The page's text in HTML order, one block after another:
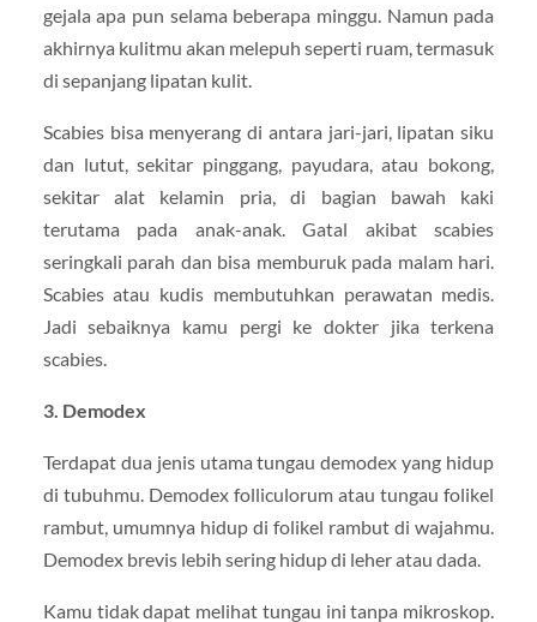
gejala apa pun selama beberapa minggu. Namun pada
akhirnya kulitmu akan melepuh seperti ruam, termasuk
di sepanjang lipatan kulit.
Scabies bisa menyerang di antara jari-jari, lipatan siku
dan lutut, sekitar pinggang, payudara, atau bokong,
sekitar alat kelamin pria, di bagian bawah kaki
terutama pada anak-anak. Gatal akibat scabies
seringkali parah dan bisa memburuk pada malam hari.
Scabies atau kudis membutuhkan perawatan medis.
Jadi sebaiknya kamu pergi ke dokter jika terkena
scabies.
3. Demodex
Terdapat dua jenis utama tungau demodex yang hidup
di tubuhmu. Demodex folliculorum atau tungau folikel
rambut, umumnya hidup di folikel rambut di wajahmu.
Demodex brevis lebih sering hidup di leher atau dada.
Kamu tidak dapat melihat tungau ini tanpa mikroskop.